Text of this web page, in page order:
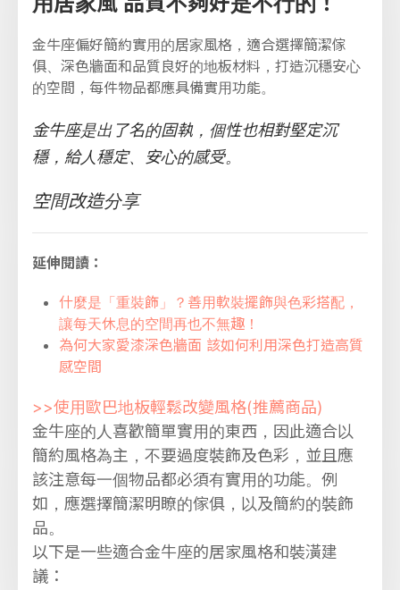
金牛座偏好簡約實用的居家風格，適合選擇簡潔傢
俱、深色牆面和品質良好的地板材料，打造沉穩安心
的空間，每件物品都應具備實用功能。
金牛座是出了名的固執，個性也相對堅定沉
穩，給人穩定、安心的感受。
空間改造分享
延伸閱讀：
什麼是「重裝飾」？善用軟裝擺飾與色彩搭配，
讓每天休息的空間再也不無趣！
為何大家愛漆深色牆面 該如何利用深色打造高質
感空間
>>使用歐巴地板輕鬆改變風格(推薦商品)
金牛座的人喜歡簡單實用的東西，因此適合以
簡約風格為主，不要過度裝飾及色彩，並且應
該注意每一個物品都必須有實用的功能。例
如，應選擇簡潔明瞭的傢俱，以及簡約的裝飾
品。
以下是一些適合金牛座的居家風格和裝潢建
議：